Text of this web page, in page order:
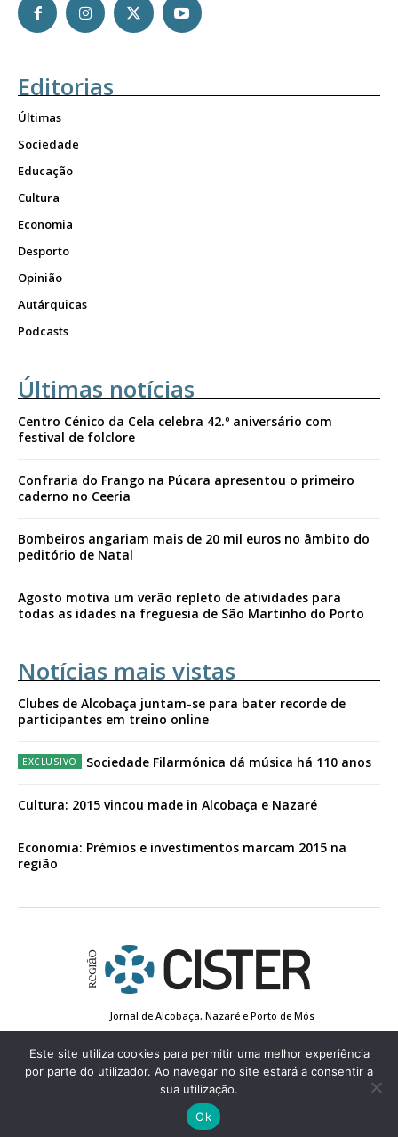
Editorias
Últimas
Sociedade
Educação
Cultura
Economia
Desporto
Opinião
Autárquicas
Podcasts
Últimas notícias
Centro Cénico da Cela celebra 42.º aniversário com
festival de folclore
Confraria do Frango na Púcara apresentou o primeiro
caderno no Ceeria
Bombeiros angariam mais de 20 mil euros no âmbito do
peditório de Natal
Agosto motiva um verão repleto de atividades para
todas as idades na freguesia de São Martinho do Porto
Notícias mais vistas
Clubes de Alcobaça juntam-se para bater recorde de
participantes em treino online
Sociedade Filarmónica dá música há 110 anos
Cultura: 2015 vincou made in Alcobaça e Nazaré
Economia: Prémios e investimentos marcam 2015 na
região
Jornal de Alcobaça, Nazaré e Porto de Mós
Estatuto Editorial
Contactos
Política de Privacidade
Conta de Registo
Edição Impressa
© 2022 Região de Cister - Todos os direitos reservados.
Este site utiliza cookies para permitir uma melhor experiência
por parte do utilizador. Ao navegar no site estará a consentir a
sua utilização.
Ok